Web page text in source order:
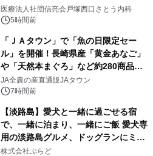
医療法人社団信亮会戸塚西口さとう内科
5時間前
「ＪＡタウン」で「魚の日限定セー
ル」を開催！長崎県産「黄金あなご」
や「天然本まぐろ」など約280商品を
販売！～毎月１０日の定例企画～
JA全農の産直通販JAタウン
7時間前
【淡路島】愛犬と一緒に過ごせる宿
で、一緒に泊まり、一緒にご飯 愛犬専
用の淡路島グルメ、ドッグランにミニ
プール グランピングとトレーラーハウ
株式会社ぷらど